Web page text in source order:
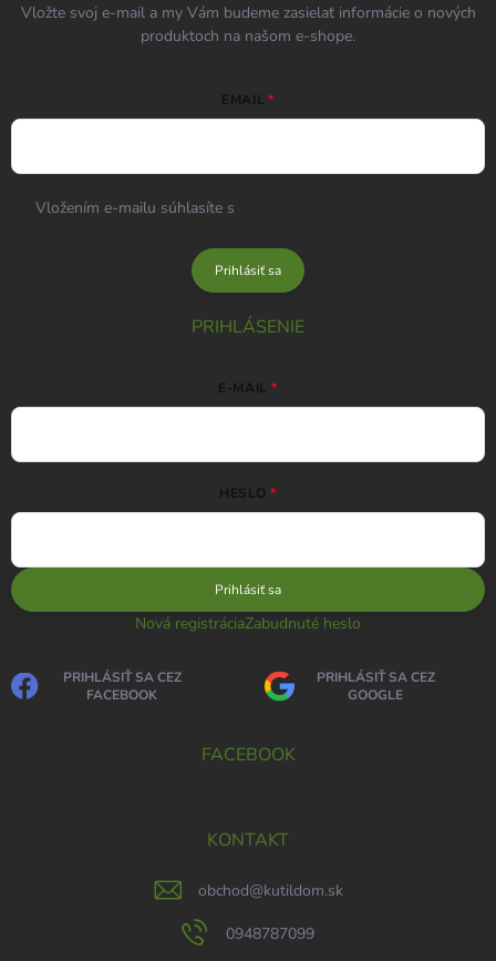
Vložte svoj e-mail a my Vám budeme zasielať informácie o nových
produktoch na našom e-shope.
EMAIL
Vložením e-mailu súhlasíte s
Prihlásiť sa
PRIHLÁSENIE
E-MAIL
HESLO
Prihlásiť sa
Nová registráciaZabudnuté heslo
PRIHLÁSIŤ SA CEZ
FACEBOOK
PRIHLÁSIŤ SA CEZ
GOOGLE
FACEBOOK
KONTAKT
obchod@kutildom.sk
0948787099